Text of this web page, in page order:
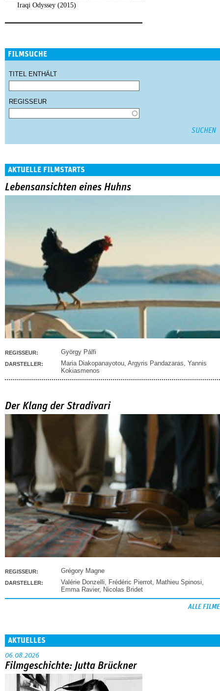
Iraqi Odyssey (2015)
FILMSUCHE
TITEL ENTHÄLT
REGISSEUR
AKTUELLE FILMSTARTS
Lebensansichten eines Huhns
REGISSEUR: György Pálfi
DARSTELLER: Maria Diakopanayotou, Argyris Pandazaras, Yannis
Kokiasmenos
Der Klang der Stradivari
REGISSEUR: Grégory Magne
DARSTELLER: Valérie Donzelli, Frédéric Pierrot, Mathieu Spinosi,
Emma Ravier, Nicolas Bridet
ALLE FILME
AKTUELLES
06.08.2026
Filmgeschichte: Jutta Brückner